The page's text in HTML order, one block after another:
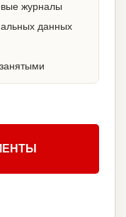
журналы
данных